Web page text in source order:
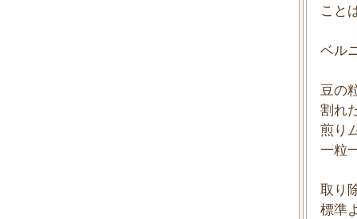
こと
ベル
豆の
割れ
煎り
一粒
取り
標準